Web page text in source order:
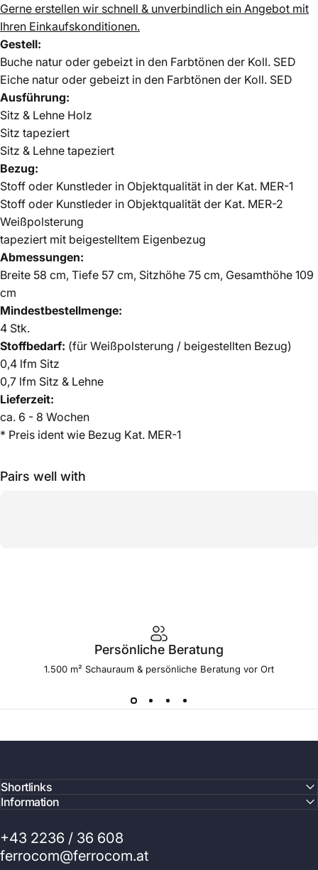
Gerne erstellen wir schnell & unverbindlich ein Angebot mit
Ihren Einkaufskonditionen.
Gestell:
Buche natur oder gebeizt in den Farbtönen der Koll. SED
Eiche natur oder gebeizt in den Farbtönen der Koll. SED
Ausführung:
Sitz & Lehne Holz
Sitz tapeziert
Sitz & Lehne tapeziert
Bezug:
Stoff oder Kunstleder in Objektqualität in der Kat. MER-1
Stoff oder Kunstleder in Objektqualität der Kat. MER-2
Weißpolsterung
tapeziert mit beigestelltem Eigenbezug
Abmessungen:
Breite 58 cm, Tiefe 57 cm, Sitzhöhe 75 cm, Gesamthöhe 109
cm
Mindestbestellmenge:
4 Stk.
Stoffbedarf: (für Weißpolsterung / beigestellten Bezug)
0,4 lfm Sitz
0,7 lfm Sitz & Lehne
Lieferzeit:
ca. 6 - 8 Wochen
* Preis ident wie Bezug Kat. MER-1
Pairs well with
Persönliche Beratung
1.500 m² Schauraum & persönliche Beratung vor Ort
Shortlinks
Information
+43 2236 / 36 608
ferrocom@ferrocom.at